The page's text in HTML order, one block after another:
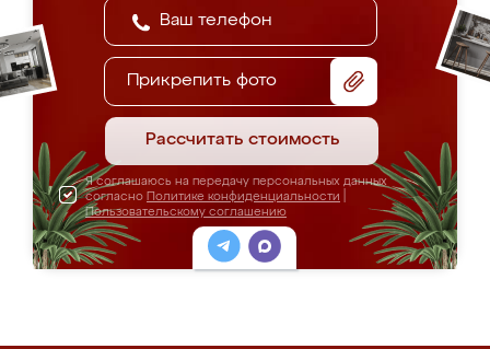
Прикрепить фото
Рассчитать стоимость
Я соглашаюсь на передачу персональных данных
согласно Политике конфиденциальности
Пользовательскому соглашению